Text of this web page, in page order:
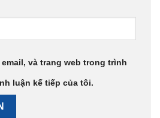
và trang web trong trình
luận kế tiếp của tôi.